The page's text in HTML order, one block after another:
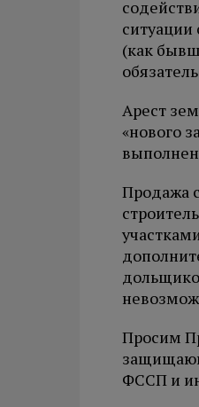
ситуации
(как
Арест
«нового
Продажа
Просим
ФССП и